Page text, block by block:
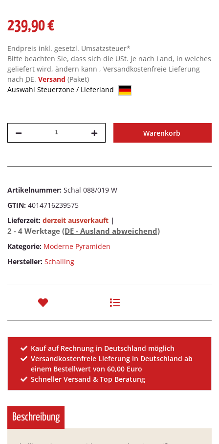
239,90 €
Endpreis inkl. gesetzl. Umsatzsteuer*
Bitte beachten Sie, dass sich die USt. je nach Land, in welches
geliefert wird, ändern kann , Versandkostenfreie Lieferung
nach DE. Versand (Paket)
Auswahl Steuerzone / Lieferland
Warenkorb
Artikelnummer: Schal 088/019 W
GTIN: 4014716239575
Lieferzeit: derzeit ausverkauft |
2 - 4 Werktage (DE - Ausland abweichend)
Kategorie: Moderne Pyramiden
Hersteller: Schalling
Kauf auf Rechnung in Deutschland möglich
Versandkostenfreie Lieferung in Deutschland ab
einem Bestellwert von 60,00 Euro
Schneller Versand & Top Beratung
Beschreibung